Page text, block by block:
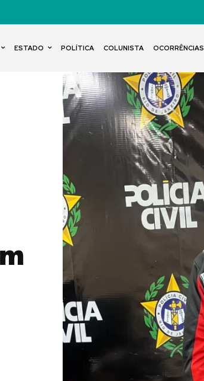
ESTADO POLÍTICA COLUNISTA OCORRÊNCIAS